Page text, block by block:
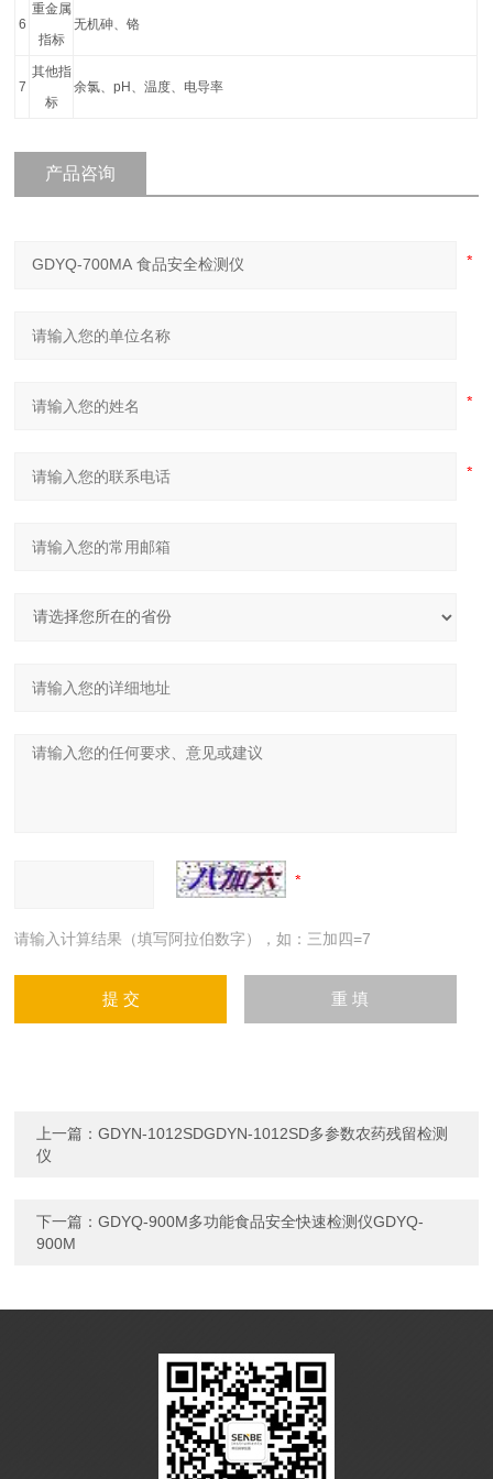
6
重金属
指标
无机砷、铬
7
其他指
标
余氯、pH、温度、电导率
产品咨询
请输入计算结果（填写阿拉伯数字），如：三加四=7
上一篇：GDYN-1012SDGDYN-1012SD多参数农药残留检测
仪
下一篇：GDYQ-900M多功能食品安全快速检测仪GDYQ-
900M